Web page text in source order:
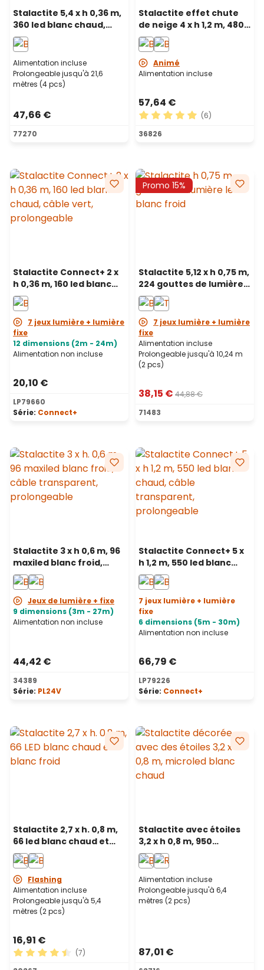
Stalactite 5,4 x h 0,36 m,
360 led blanc chaud,
câble noir, prolongeable
Alimentation incluse
Prolongeable jusqu'à 21,6
mètres (4 pcs)
47,66 €
77270
Stalactite effet chute
de neige 4 x h 1,2 m, 480
led blanc froid, câble
blanc
Animé
Alimentation incluse
57,64 €
Note moyenne de 5 sur 5
(6)
36826
Stalactite Connect+ 2 x
h 0,36 m, 160 led blanc
chaud, câble vert,
prolongeable
7 jeux lumière + lumière
fixe
12 dimensions (2m - 24m)
Alimentation non incluse
20,10 €
LP79660
Série: Connect+
Promo 15%
Stalactite 5,12 x h 0,75 m,
224 gouttes de lumière,
led blanc froid,
prolongeable
7 jeux lumière + lumière
fixe
Alimentation incluse
Prolongeable jusqu'à 10,24 m
(2 pcs)
38,15 € 44,88 €
71483
Stalactite 3 x h 0,6 m, 96
maxiled blanc froid,
câble transparent,
prolongeable
Jeux de lumière + fixe
9 dimensions (3m - 27m)
Alimentation non incluse
44,42 €
34389
Série: PL24V
Stalactite Connect+ 5 x
h 1,2 m, 550 led blanc
chaud, câble
transparent,
prolongeable
7 jeux lumière + lumière
fixe
6 dimensions (5m - 30m)
Alimentation non incluse
66,79 €
LP79226
Série: Connect+
Stalactite 2,7 x h. 0,8 m,
66 led blanc chaud et
froid, câble transparent,
prolongeable
Flashing
Alimentation incluse
Prolongeable jusqu'à 5,4
mètres (2 pcs)
16,91 €
Note moyenne de 4.43 sur 5 étoiles
(7)
Stalactite avec étoiles
3,2 x h 0,8 m, 950
microled blanc chaud,
prolongeable
Alimentation incluse
Prolongeable jusqu'à 6,4
mètres (2 pcs)
87,01 €